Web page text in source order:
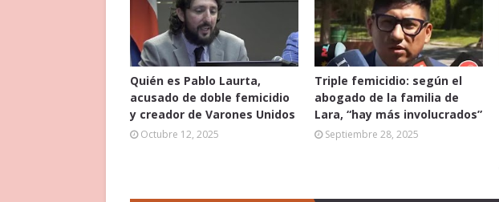
Quién es Pablo Laurta,
acusado de doble femicidio
y creador de Varones Unidos
Octubre 12, 2025
Triple femicidio: según el
abogado de la familia de
Lara, “hay más involucrados”
Septiembre 28, 2025